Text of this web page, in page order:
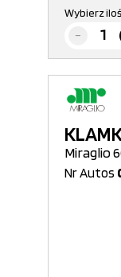
Wybierz
Miraglio
Nr Autos